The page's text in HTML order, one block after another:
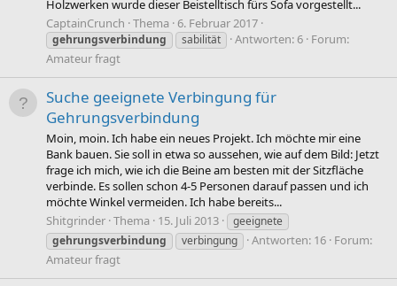
Holzwerken wurde dieser Beistelltisch fürs Sofa vorgestellt...
CaptainCrunch Thema 6. Februar 2017
gehrungsverbindung sabilität Antworten: 6 Forum:
Amateur fragt
Suche geeignete Verbingung für
Gehrungsverbindung
Moin, moin. Ich habe ein neues Projekt. Ich möchte mir eine
Bank bauen. Sie soll in etwa so aussehen, wie auf dem Bild: Jetzt
frage ich mich, wie ich die Beine am besten mit der Sitzfläche
verbinde. Es sollen schon 4-5 Personen darauf passen und ich
möchte Winkel vermeiden. Ich habe bereits...
Shitgrinder Thema 15. Juli 2013
geeignete
gehrungsverbindung
verbingung Antworten: 16 Forum:
Amateur fragt